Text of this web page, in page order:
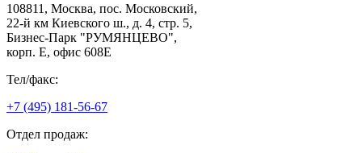
108811, Москва, пос. Московский,
22-й км Киевского ш., д. 4, стр. 5,
Бизнес-Парк "РУМЯНЦЕВО",
корп. Е, офис 608E
Тел/факс:
+7 (495) 181-56-67
Отдел продаж: